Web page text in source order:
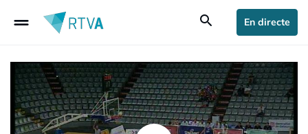
drag_handle search En directe